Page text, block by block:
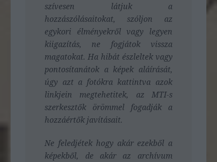
szívesen látjuk a
hozzászólásaitokat, szóljon az
egykori élményekről vagy legyen
kiigazítás, ne fogjátok vissza
magatokat. Ha hibát észleltek vagy
pontosítanátok a képek aláírását,
úgy azt a fotókra kattintva azok
linkjein megtehetitek, az MTI-s
szerkesztők örömmel fogadják a
hozzáértők javításait.
Ne feledjétek hogy akár ezekből a
képekből, de akár az archívum